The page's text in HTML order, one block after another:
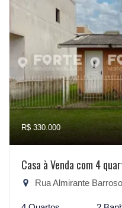
R$ 330.000
Casa à Venda com 4
Rua Almirante Barroso,